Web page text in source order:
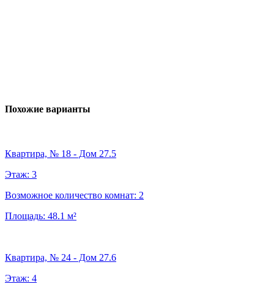
Похожие варианты
Квартира, № 18 - Дом 27.5
Этаж: 3
Возможное количество комнат: 2
Площадь: 48.1 м²
Квартира, № 24 - Дом 27.6
Этаж: 4